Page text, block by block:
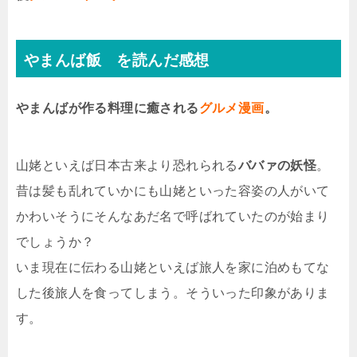
やまんば飯 を読んだ感想
やまんばが作る料理に癒されるグルメ漫画。
山姥といえば日本古来より恐れられるババァの妖怪。
昔は髪も乱れていかにも山姥といった容姿の人がいて
かわいそうにそんなあだ名で呼ばれていたのが始まり
でしょうか？
いま現在に伝わる山姥といえば旅人を家に泊めもてな
した後旅人を食ってしまう。そういった印象がありま
す。